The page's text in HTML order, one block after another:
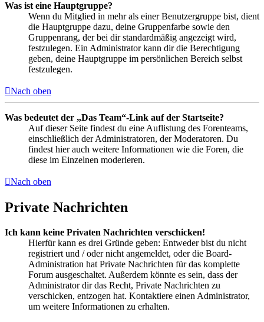
Was ist eine Hauptgruppe?
Wenn du Mitglied in mehr als einer Benutzergruppe bist, dient
die Hauptgruppe dazu, deine Gruppenfarbe sowie den
Gruppenrang, der bei dir standardmäßig angezeigt wird,
festzulegen. Ein Administrator kann dir die Berechtigung
geben, deine Hauptgruppe im persönlichen Bereich selbst
festzulegen.
Nach oben
Was bedeutet der „Das Team“-Link auf der Startseite?
Auf dieser Seite findest du eine Auflistung des Forenteams,
einschließlich der Administratoren, der Moderatoren. Du
findest hier auch weitere Informationen wie die Foren, die
diese im Einzelnen moderieren.
Nach oben
Private Nachrichten
Ich kann keine Privaten Nachrichten verschicken!
Hierfür kann es drei Gründe geben: Entweder bist du nicht
registriert und / oder nicht angemeldet, oder die Board-
Administration hat Private Nachrichten für das komplette
Forum ausgeschaltet. Außerdem könnte es sein, dass der
Administrator dir das Recht, Private Nachrichten zu
verschicken, entzogen hat. Kontaktiere einen Administrator,
um weitere Informationen zu erhalten.